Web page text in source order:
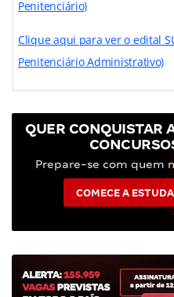
Penitenciário)
Clique aqui para ver o edital
Penitenciário Administrativo)
QUER CONQUISTAR
Prepare-se com quem
COMECE A